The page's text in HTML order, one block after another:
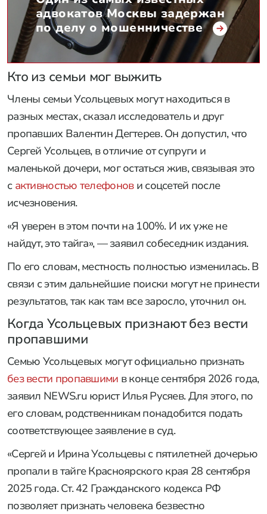
адвокатов Москвы задержан
по делу о мошенничестве
Кто из семьи мог выжить
Члены семьи Усольцевых могут находиться в
разных местах, сказал исследователь и друг
пропавших Валентин Дегтерев. Он допустил, что
Сергей Усольцев, в отличие от супруги и
маленькой дочери, мог остаться жив, связывая это
с активностью телефонови соцсетей после
исчезновения.
«Я уверен в этом почти на 100%. И их уже не
найдут, это тайга», — заявил собеседник издания.
По его словам, местность полностью изменилась. В
связи с этим дальнейшие поиски могут не принести
результатов, так как там все заросло, уточнил он.
Когда Усольцевых признают без вести
пропавшими
Семью Усольцевых могут официально признать
без вести пропавшими в конце сентября 2026 года,
заявил NEWS.ru юрист Илья Русяев. Для этого, по
его словам, родственникам понадобится подать
соответствующее заявление в суд.
«Сергей и Ирина Усольцевы с пятилетней дочерью
пропали в тайге Красноярского края 28 сентября
2025 года. Ст. 42 Гражданского кодекса РФ
позволяет признать человека безвестно